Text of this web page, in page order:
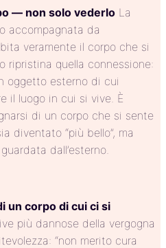
— non solo vederlo La
accompagnata da
veramente il corpo che si
ripristina quella connessione:
oggetto esterno di cui
il luogo in cui si vive. È
di un corpo che si sente
diventato “più bello”, ma
dall’esterno.
un corpo di cui ci si
più dannose della vergogna
“non merito cura